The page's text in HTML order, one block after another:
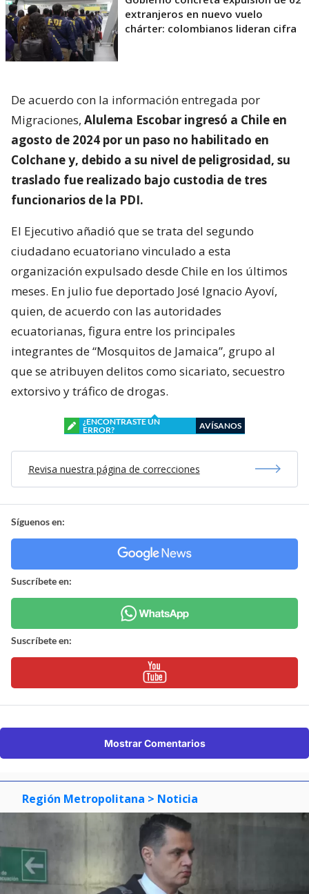
extranjeros en nuevo vuelo
chárter: colombianos lideran cifra
De acuerdo con la información entregada por
Migraciones, Alulema Escobar ingresó a Chile en
agosto de 2024 por un paso no habilitado en
Colchane y, debido a su nivel de peligrosidad, su
traslado fue realizado bajo custodia de tres
funcionarios de la PDI.
El Ejecutivo añadió que se trata del segundo
ciudadano ecuatoriano vinculado a esta
organización expulsado desde Chile en los últimos
meses. En julio fue deportado José Ignacio Ayoví,
quien, de acuerdo con las autoridades
ecuatorianas, figura entre los principales
integrantes de “Mosquitos de Jamaica”, grupo al
que se atribuyen delitos como sicariato, secuestro
extorsivo y tráfico de drogas.
¿ENCONTRASTE UN
ERROR?
AVÍSANOS
Revisa nuestra página de correcciones
Síguenos en:
Suscríbete en:
Suscríbete en:
Mostrar Comentarios
Región Metropolitana > Noticia